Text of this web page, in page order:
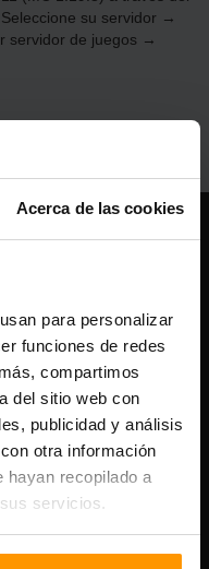
Acerca de las cookies
para personalizar
funciones de redes
compartimos
del sitio web con
publicidad y análisis
otra información
hayan recopilado a
servicios.
su servidor →
servidor de juegos →
Kesklinna linnaosa,